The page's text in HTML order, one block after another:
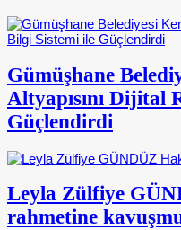
Gümüşhane
Altyapısını Dijital
Güçlendirdi
Leyla Zülfiye
rahmetine